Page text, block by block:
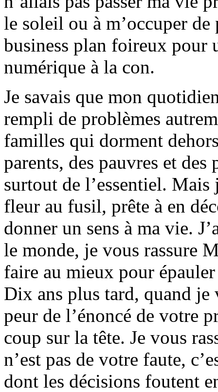
le soleil ou à m’occuper
business plan foireux pour
numérique à la con.
Je savais que mon
rempli de problèmes
familles qui dorment
parents, des pauvres et
surtout de l’essentiel. Mais
fleur au fusil, prête à en
donner un sens à ma vie.
le monde, je vous rassure
faire au mieux pour
Dix ans plus tard, quand
peur de l’énoncé de votre
coup sur la tête. Je vous
n’est pas de votre faute,
dont les décisions foutent